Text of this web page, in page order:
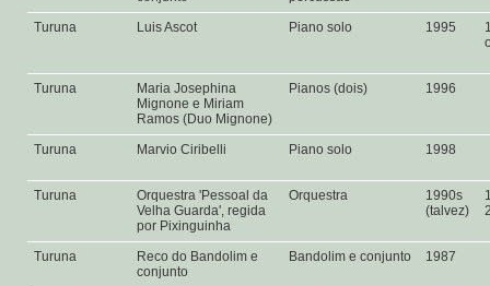
Turuna Luis Ascot Piano solo 1995
Turuna
Maria Josephina
Mignone e Miriam
Ramos (Duo Mignone)
Pianos (dois) 1996
Turuna Marvio Ciribelli Piano solo 1998
Turuna
Orquestra 'Pessoal da
Velha Guarda', regida
por Pixinguinha
Orquestra
1990s
(talvez)
Turuna
Reco do Bandolim e
conjunto
Bandolim e conjunto 1987